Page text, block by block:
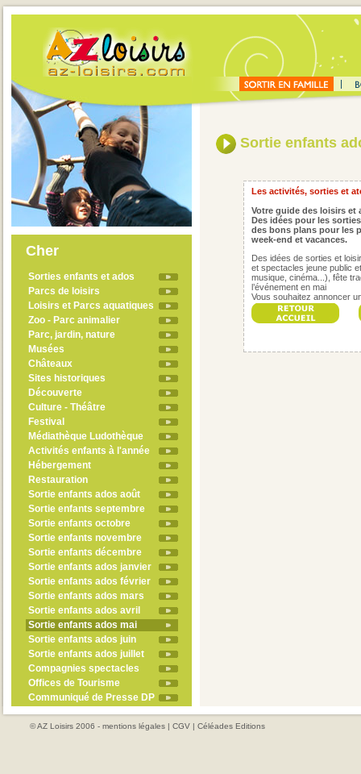
Cher
Sorties enfants et ados
Parcs de loisirs
Loisirs et Parcs aquatiques
Zoo - Parc animalier
Parc, jardin, nature
Musées
Châteaux
Sites historiques
Découverte
Culture - Théâtre
Festival
Médiathèque Ludothèque
Activités enfants à l'année
Hébergement
Restauration
Sortie enfants ados août
Sortie enfants septembre
Sortie enfants octobre
Sortie enfants novembre
Sortie enfants décembre
Sortie enfants ados janvier
Sortie enfants ados février
Sortie enfants ados mars
Sortie enfants ados avril
Sortie enfants ados mai
Sortie enfants ados juin
Sortie enfants ados juillet
Compagnies spectacles
Offices de Tourisme
Communiqué de Presse DP
Sortie enfants
Les activités, sorties et
Votre guide des loisirs et
Des idées pour les
des bons plans pour les
week-end et vacances.
Des idées de sorties et
et spectacles jeune public
musique, cinéma...), fête
l’événement en mai
Vous souhaitez annoncer
© AZ Loisirs 2006 - mentions légales | CGV | Céléades Editions